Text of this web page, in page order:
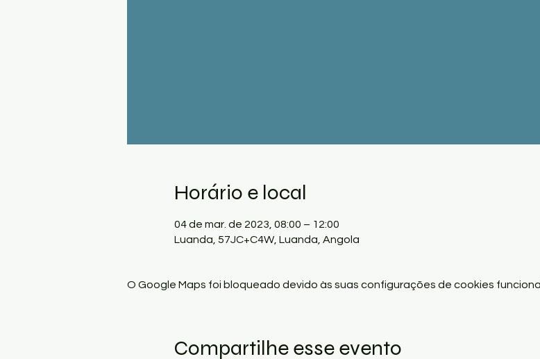
Horário e local
04 de mar. de 2023, 08:00 – 12:00
Luanda, 57JC+C4W, Luanda, Angola
O Google Maps foi bloqueado devido às suas configurações de cookies
Compartilhe esse evento